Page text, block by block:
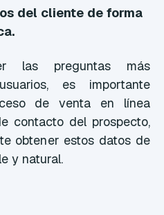
del cliente de forma
las preguntas más
es importante
de venta en línea
contacto del prospecto,
obtener estos datos de
y natural.